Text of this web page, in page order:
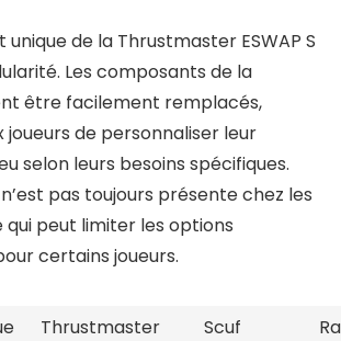
de la Thrustmaster ESWAP S
Les composants de la
être facilement remplacés,
de personnaliser leur
selon leurs besoins spécifiques.
pas toujours présente chez les
peut limiter les options
certains joueurs.
Thrustmaster
Scuf